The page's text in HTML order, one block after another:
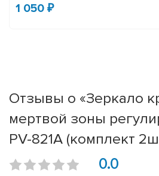
1 050 ₽
Отзывы о «Зеркало
мертвой зоны
PV-821A (комплект
0.0